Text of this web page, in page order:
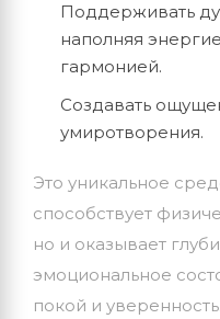
Поддерживать
наполняя
гармонией.
Создавать
умиротворения.
Это уникальное
способствует
но и оказывает
эмоциональное
покой и уверенность.